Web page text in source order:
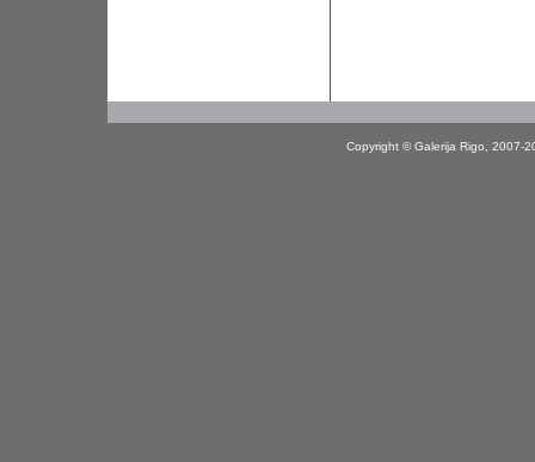
Copyright © Galerija Rigo, 2007-